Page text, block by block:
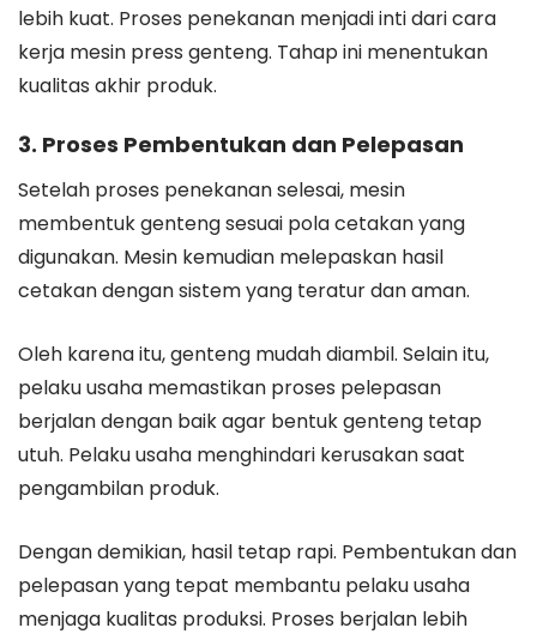
lebih kuat. Proses penekanan menjadi inti dari cara
kerja mesin press genteng. Tahap ini menentukan
kualitas akhir produk.
3. Proses Pembentukan dan Pelepasan
Setelah proses penekanan selesai, mesin
membentuk genteng sesuai pola cetakan yang
digunakan. Mesin kemudian melepaskan hasil
cetakan dengan sistem yang teratur dan aman.
Oleh karena itu, genteng mudah diambil. Selain itu,
pelaku usaha memastikan proses pelepasan
berjalan dengan baik agar bentuk genteng tetap
utuh. Pelaku usaha menghindari kerusakan saat
pengambilan produk.
Dengan demikian, hasil tetap rapi. Pembentukan dan
pelepasan yang tepat membantu pelaku usaha
menjaga kualitas produksi. Proses berjalan lebih